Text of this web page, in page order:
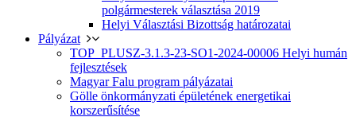
polgármesterek választása 2019
Helyi Választási Bizottság határozatai
Pályázat
TOP_PLUSZ-3.1.3-23-SO1-2024-00006 Helyi humán
fejlesztések
Magyar Falu program pályázatai
Gölle önkormányzati épületének energetikai
korszerűsítése